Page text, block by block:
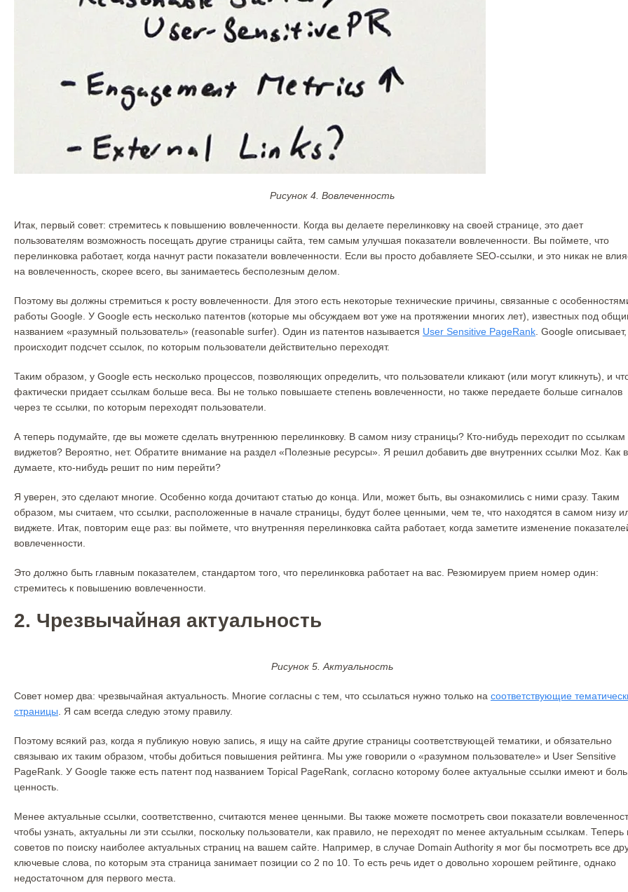
Рисунок 4. Вовлеченность
Итак, первый совет: стремитесь к повышению вовлеченности. Когда вы делаете перелинковку на своей странице, это дает
пользователям возможность посещать другие страницы сайта, тем самым улучшая показатели вовлеченности. Вы поймете, что
перелинковка работает, когда начнут расти показатели вовлеченности. Если вы просто добавляете SEO-ссылки, и это никак не
на вовлеченность, скорее всего, вы занимаетесь бесполезным делом.
Поэтому вы должны стремиться к росту вовлеченности. Для этого есть некоторые технические причины, связанные с
работы Google. У Google есть несколько патентов (которые мы обсуждаем вот уже на протяжении многих лет), известных под
названием «разумный пользователь» (reasonable surfer). Один из патентов называется User Sensitive PageRank . Google описывает,
происходит подсчет ссылок, по которым пользователи действительно переходят.
Таким образом, у Google есть несколько процессов, позволяющих определить, что пользователи кликают (или могут кликнуть), и
фактически придает ссылкам больше веса. Вы не только повышаете степень вовлеченности, но также передаете больше сигналов
через те ссылки, по которым переходят пользователи.
А теперь подумайте, где вы можете сделать внутреннюю перелинковку. В самом низу страницы? Кто-нибудь переходит по ссылкам
виджетов? Вероятно, нет. Обратите внимание на раздел «Полезные ресурсы». Я решил добавить две внутренних ссылки Moz. Как
думаете, кто-нибудь решит по ним перейти?
Я уверен, это сделают многие. Особенно когда дочитают статью до конца. Или, может быть, вы ознакомились с ними сразу. Таким
образом, мы считаем, что ссылки, расположенные в начале страницы, будут более ценными, чем те, что находятся в самом низу
виджете. Итак, повторим еще раз: вы поймете, что внутренняя перелинковка сайта работает, когда заметите изменение
вовлеченности.
Это должно быть главным показателем, стандартом того, что перелинковка работает на вас. Резюмируем прием номер один:
стремитесь к повышению вовлеченности.
2. Чрезвычайная актуальность
Рисунок 5. Актуальность
Совет номер два: чрезвычайная актуальность. Многие согласны с тем, что ссылаться нужно только на соответствующие
страницы . Я сам всегда следую этому правилу.
Поэтому всякий раз, когда я публикую новую запись, я ищу на сайте другие страницы соответствующей тематики, и обязательно
связываю их таким образом, чтобы добиться повышения рейтинга. Мы уже говорили о «разумном пользователе» и User Sensitive
PageRank. У Google также есть патент под названием Topical PageRank, согласно которому более актуальные ссылки имеют и
ценность.
Менее актуальные ссылки, соответственно, считаются менее ценными. Вы также можете посмотреть свои показатели
чтобы узнать, актуальны ли эти ссылки, поскольку пользователи, как правило, не переходят по менее актуальным ссылкам. Теперь
советов по поиску наиболее актуальных страниц на вашем сайте. Например, в случае Domain Authority я мог бы посмотреть все
ключевые слова, по которым эта страница занимает позиции со 2 по 10. То есть речь идет о довольно хорошем рейтинге, однако
недостаточном для первого места.